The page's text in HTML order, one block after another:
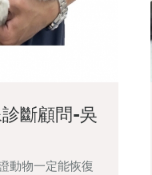
斷顧問-吳
動物一定能恢復